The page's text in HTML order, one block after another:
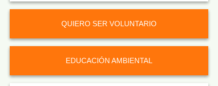
QUIERO SER VOLUNTARIO
EDUCACIÓN AMBIENTAL